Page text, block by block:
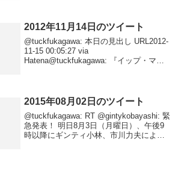
2012年11月14日のツイート
@tuckfukagawa: 本日の見出し URL2012-
11-15 00:05:27 via
Hatena@tuckfukagawa: 『イップ・マン
2015年08月02日のツイート
@tuckfukagawa: RT @gintykobayashi: 緊
急発表！ 明日8月3日（月曜日）、午後9
時以降にギンティ小林、市川力夫による